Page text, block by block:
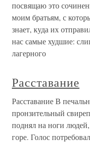
посвящаю это
моим братьям, с
знает, куда их
нас самые худшие:
лагерного
Расставание
Расставание В
пронзительный
поднял на ноги
горе. Голос